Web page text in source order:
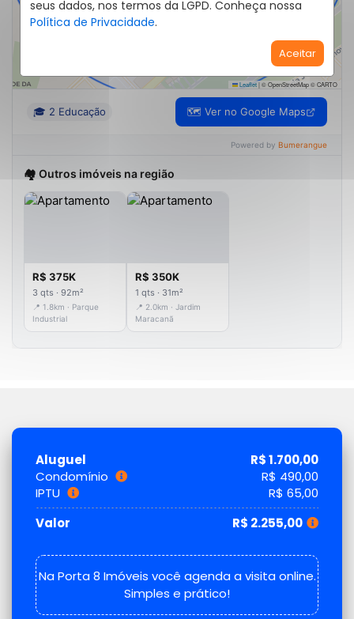
seus dados, nos termos da LGPD. Conheça nossa
Política de Privacidade.
Aceitar
Raio de 1km
+
−
Leaflet|© OpenStreetMap © CARTO
🎓 2 Educação 🗺️ Ver no Google Maps
Powered by Bumerangue
🏘️ Outros imóveis na região
R$ 375K
3 qts · 92m²
📍 1.8km · Parque
Industrial
R$ 350K
1 qts · 31m²
📍 2.0km · Jardim
Maracanã
Aluguel
R$ 1.700,00
Condomínio
R$ 490,00
IPTU
R$ 65,00
Valor
R$ 2.255,00
Na Porta 8 Imóveis você agenda a visita online.
Simples e prático!